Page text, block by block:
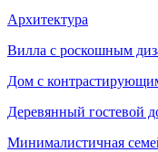
Архитектура
Вилла с роскошным
Дом с
Деревянный гостевой
Минималистичная